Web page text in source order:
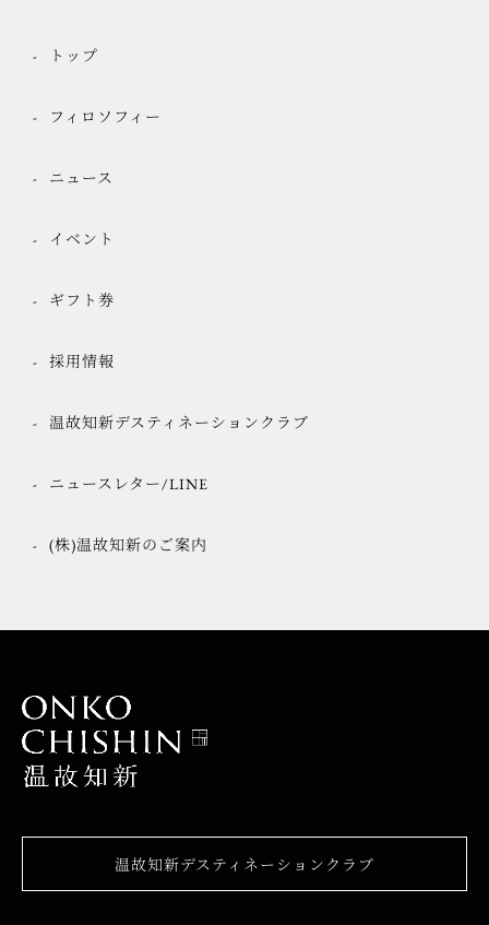
トップ
フィロソフィー
ニュース
イベント
ギフト券
採用情報
温故知新デスティネーションクラブ
ニュースレター/LINE
(株)温故知新のご案内
温故知新デスティネーションクラブ